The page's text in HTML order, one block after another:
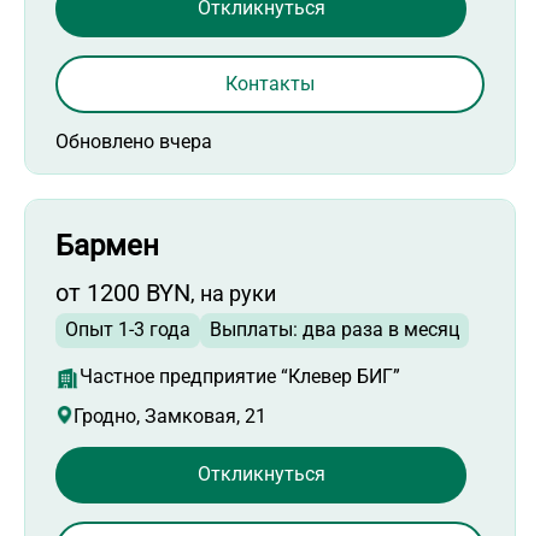
Обновлено вчера
Откликнуться
Контакты
Бармен
от 1200 BYN, на руки
Опыт 1-3 года Выплаты: два раза в месяц
Частное предприятие “Клевер БИГ”
Гродно, Замковая, 21
Откликнуться